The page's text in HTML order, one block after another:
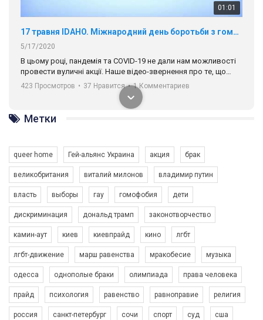
01:01
17 травня IDAHO. Міжнародний день боротьби з гомофобією трансфобією і біфобія.
5/17/2020
В цьому році, пандемія та COVІD-19 не дали нам можливості
провести вуличні акції. Наше відео-звернення про те, що
навіть коли ми у різних містах та не можемо зустрінеться, ми
разом. Ми закликаємо всіх хто поділяє цінності рівності та
солідарності, приєднатися до нас. Регіональні підрозділи
ГАУ є в 16 областях України.
Разом наш голос лунає гучніше!
423 Просмотров • 37 Нравится • 1 Комментариев
Зупинимо насильство проти ЛГБТ в Україні! Stop violence against LGBT in Ukraine!
6/30/2017
Емоційний та вражаючий промо-ролік на конкурс PACT, який
представляє програму "Гей-альянс Україна" з протидії
насильству проти ЛГБТ в Україні.
1.9K Просмотров • 226 Нравится • 5 Комментариев
Метки
queer home Гей-альянс Украина акция брак
великобритания виталий милонов владимир путин
власть выборы гау гомофобия дети
дискриминация дональд трамп законотворчество
камин-аут киев киевпрайд кино лгбт
лгбт-движение марш равенства мракобесие музыка
одесса однополые браки олимпиада права человека
прайд психология равенство равноправие религия
россия санкт-петербург сочи спорт суд сша